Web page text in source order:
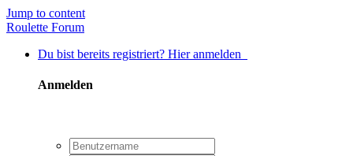
Jump to content
Roulette Forum
Du bist bereits registriert? Hier anmelden
Anmelden